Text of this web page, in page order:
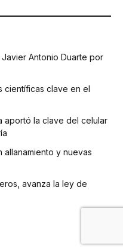
Antonio Duarte por
científicas clave en el
aportó la clave del celular
allanamiento y nuevas
avanza la ley de